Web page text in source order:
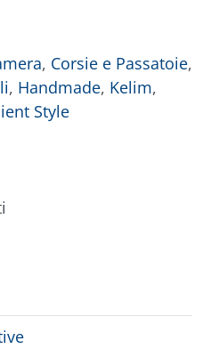
, Corsie e Passatoie,
, Handmade, Kelim,
Style